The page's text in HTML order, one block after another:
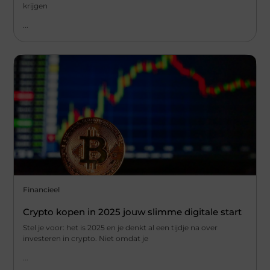
krijgen
...
Financieel
Crypto kopen in 2025 jouw slimme digitale start
Stel je voor: het is 2025 en je denkt al een tijdje na over
investeren in crypto. Niet omdat je
...